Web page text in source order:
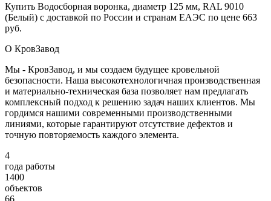
Купить Водосборная воронка, диаметр 125 мм, RAL 9010
(Белый) с доставкой по России и странам ЕАЭС по цене 663
руб.
О КровЗавод
Мы - КровЗавод, и мы создаем будущее кровельной
безопасности. Наша высокотехнологичная производственная
и материально-техническая база позволяет нам предлагать
комплексный подход к решению задач наших клиентов. Мы
гордимся нашими современными производственными
линиями, которые гарантируют отсутствие дефектов и
точную повторяемость каждого элемента.
4
года работы
1400
объектов
66